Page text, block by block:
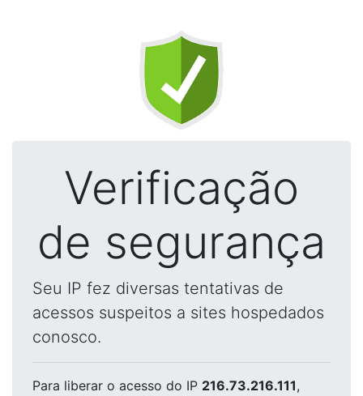
Verificação
de segurança
Seu IP fez diversas tentativas de
acessos suspeitos a sites hospedados
conosco.
Para liberar o acesso do IP 216.73.216.111,